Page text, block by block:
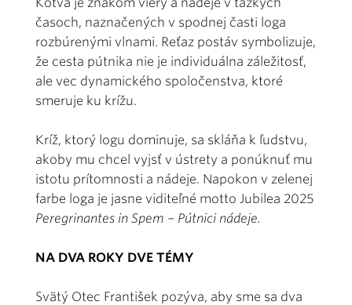
časoch, naznačených v spodnej časti loga
rozbúrenými vlnami. Reťaz postáv symbolizuje,
že cesta pútnika nie je individuálna záležitosť,
ale vec dynamického spoločenstva, ktoré
smeruje ku krížu.
Kríž, ktorý logu dominuje, sa skláňa k ľudstvu,
akoby mu chcel vyjsť v ústrety a ponúknuť mu
istotu prítomnosti a nádeje. Napokon v zelenej
farbe loga je jasne viditeľné motto Jubilea 2025
Peregrinantes in Spem – Pútnici nádeje.
NA DVA ROKY DVE TÉMY
Svätý Otec František pozýva, aby sme sa dva